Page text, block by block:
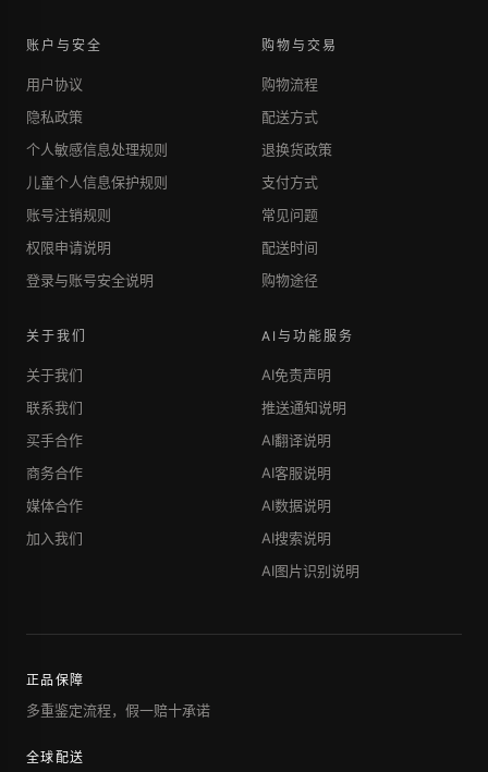
账户与安全
用户协议
隐私政策
个人敏感信息处理规则
儿童个人信息保护规则
账号注销规则
权限申请说明
登录与账号安全说明
购物与交易
购物流程
配送方式
退换货政策
支付方式
常见问题
配送时间
购物途径
关于我们
关于我们
联系我们
买手合作
商务合作
媒体合作
加入我们
AI与功能服务
AI免责声明
推送通知说明
AI翻译说明
AI客服说明
AI数据说明
AI搜索说明
AI图片识别说明
正品保障
多重鉴定流程，假一赔十承诺
全球配送